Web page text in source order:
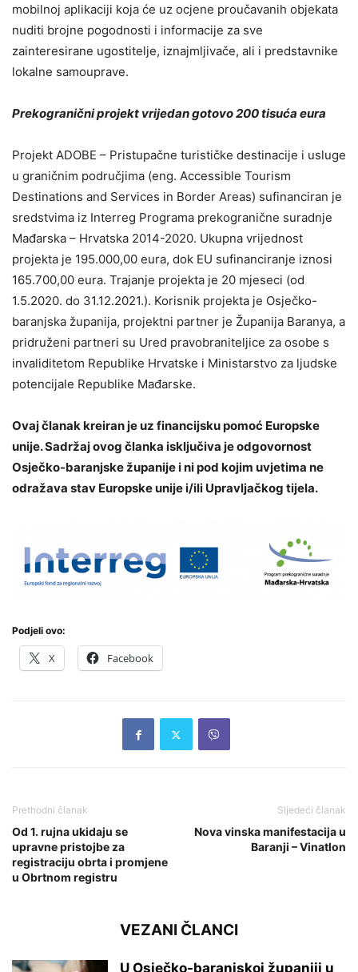
mobilnoj aplikaciji koja će uz ocjene proučavanih objekata
nuditi brojne pogodnosti i informacije za sve
zainteresirane ugostitelje, iznajmljivače, ali i predstavnike
lokalne samouprave.
Prekogranični projekt vrijedan gotovo 200 tisuća eura
Projekt ADOBE – Pristupačne turističke destinacije i usluge
u graničnim područjima (eng. Accessible Tourism
Destinations and Services in Border Areas) sufinanciran je
sredstvima iz Interreg Programa prekogranične suradnje
Mađarska – Hrvatska 2014-2020. Ukupna vrijednost
projekta je 195.000,00 eura, dok EU sufinanciranje iznosi
165.700,00 eura. Trajanje projekta je 20 mjeseci (od
1.5.2020. do 31.12.2021.). Korisnik projekta je Osječko-
baranjska županija, projektni partner je Županija Baranya, a
pridruženi partneri su Ured pravobraniteljice za osobe s
invaliditetom Republike Hrvatske i Ministarstvo za ljudske
potencijale Republike Mađarske.
Ovaj članak kreiran je uz financijsku pomoć Europske
unije. Sadržaj ovog članka isključiva je odgovornost
Osječko-baranjske županije i ni pod kojim uvjetima ne
odražava stav Europske unije i/ili Upravljačkog tijela.
Podjeli ovo:
X Facebook
Prethodni članak
Od 1. rujna ukidaju se
upravne pristojbe za
registraciju obrta i promjene
u Obrtnom registru
Sljedeći članak
Nova vinska manifestacija u
Baranji – Vinatlon
VEZANI ČLANCI
U Osječko-baranjskoj županiji u